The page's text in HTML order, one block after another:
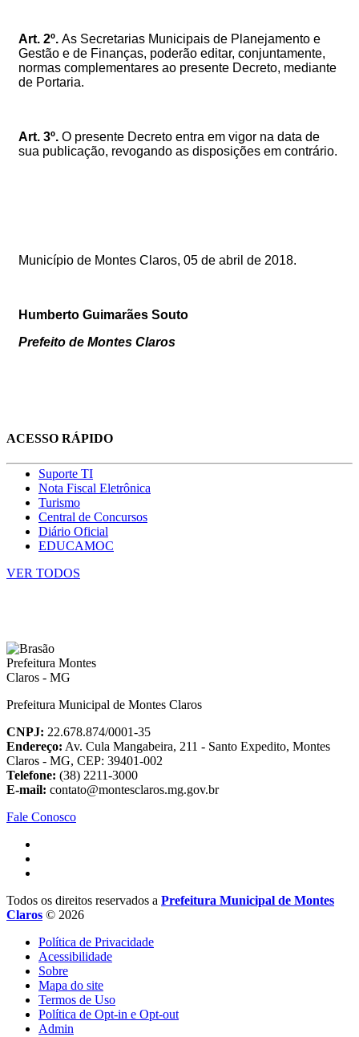
Art. 2º. As Secretarias Municipais de Planejamento e
Gestão e de Finanças, poderão editar, conjuntamente,
normas complementares ao presente Decreto, mediante
de Portaria.
Art. 3º. O presente Decreto entra em vigor na data de
sua publicação, revogando as disposições em contrário.
Município de Montes Claros, 05 de abril de 2018.
Humberto Guimarães Souto
Prefeito de Montes Claros
ACESSO RÁPIDO
Suporte TI
Nota Fiscal Eletrônica
Turismo
Central de Concursos
Diário Oficial
EDUCAMOC
VER TODOS
Prefeitura Municipal de Montes Claros
CNPJ: 22.678.874/0001-35
Endereço: Av. Cula Mangabeira, 211 - Santo Expedito, Montes
Claros - MG, CEP: 39401-002
Telefone: (38) 2211-3000
E-mail: contato@montesclaros.mg.gov.br
Fale Conosco
Todos os direitos reservados a Prefeitura Municipal de Montes
Claros © 2026
Política de Privacidade
Acessibilidade
Sobre
Mapa do site
Termos de Uso
Política de Opt-in e Opt-out
Admin